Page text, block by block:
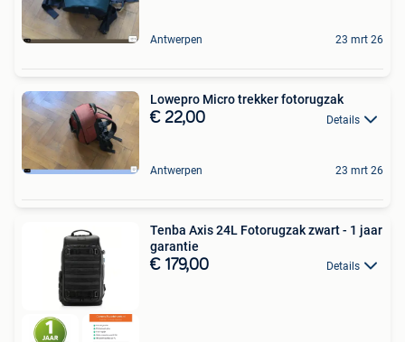
Antwerpen 23 mrt 26
Lowepro Micro trekker fotorugzak
€ 22,00 Details
Antwerpen 23 mrt 26
Tenba Axis 24L Fotorugzak zwart - 1 jaar
garantie
€ 179,00 Details